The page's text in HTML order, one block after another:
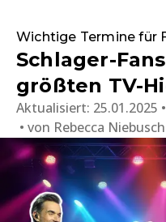
Wichtige Termine für
Schlager-
größten TV-
Aktualisiert: 25.01.2025
von Rebecca Niebusch